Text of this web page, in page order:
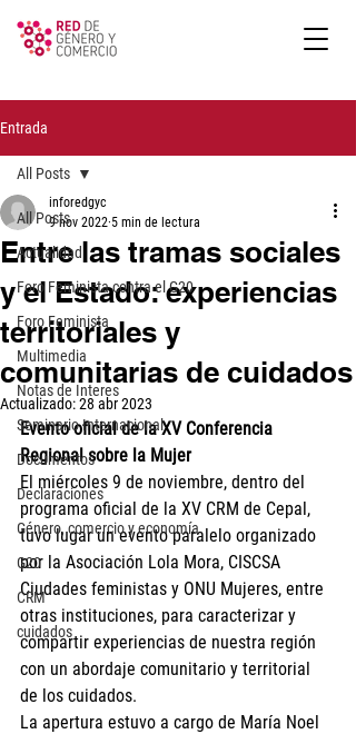
Entrada
All Posts
Actualidad
Foro Feminista contra el G20
Foro Feminista
Multimedia
Notas de Interes
Seminario Internacional
Documentos
Declaraciones
Género, comercio y economía
G20
CRM
cuidados
All Posts
Entre las tramas sociales
y el Estado: experiencias
territoriales y
comunitarias de cuidados
inforedgyc
9 nov 2022 5 min de lectura
Actualizado:28 abr 2023
Evento oficial de la XV Conferencia
Regional sobre la Mujer
El miércoles 9 de noviembre, dentro del
programa oficial de la XV CRM de Cepal,
tuvo lugar un evento paralelo organizado
por la Asociación Lola Mora, CISCSA
Ciudades feministas y ONU Mujeres, entre
otras instituciones, para caracterizar y
compartir experiencias de nuestra región
con un abordaje comunitario y territorial
de los cuidados.
La apertura estuvo a cargo de María Noel